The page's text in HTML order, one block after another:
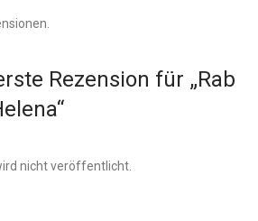
Rezension für „Rab
nicht veröffentlicht.